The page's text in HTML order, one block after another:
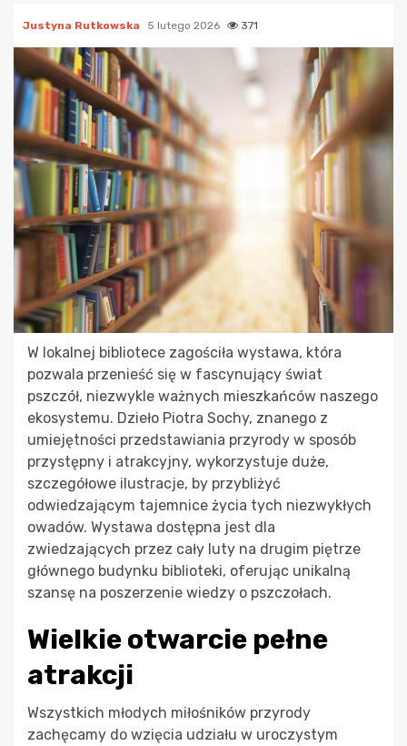
Justyna Rutkowska 5 lutego 2026 371
W lokalnej bibliotece zagościła wystawa, która
pozwala przenieść się w fascynujący świat
pszczół, niezwykle ważnych mieszkańców naszego
ekosystemu. Dzieło Piotra Sochy, znanego z
umiejętności przedstawiania przyrody w sposób
przystępny i atrakcyjny, wykorzystuje duże,
szczegółowe ilustracje, by przybliżyć
odwiedzającym tajemnice życia tych niezwykłych
owadów. Wystawa dostępna jest dla
zwiedzających przez cały luty na drugim piętrze
głównego budynku biblioteki, oferując unikalną
szansę na poszerzenie wiedzy o pszczołach.
Wielkie otwarcie pełne
atrakcji
Wszystkich młodych miłośników przyrody
zachęcamy do wzięcia udziału w uroczystym